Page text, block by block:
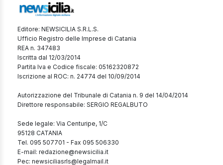
Editore: NEWSICILIA S.R.L.S.
Ufficio Registro delle Imprese di Catania
REA n. 347483
Iscritta dal 12/03/2014
Partita Iva e Codice fiscale: 05162320872
Iscrizione al ROC: n. 24774 del 10/09/2014
Autorizzazione del Tribunale di Catania n. 9 del 14/04/2014
Direttore responsabile: SERGIO REGALBUTO
Sede legale: Via Centuripe, 1/C
95128 CATANIA
Tel. 095 507701 - Fax 095 506330
E-mail: redazione@newsicilia.it
Pec: newsiciliasrls@legalmail.it